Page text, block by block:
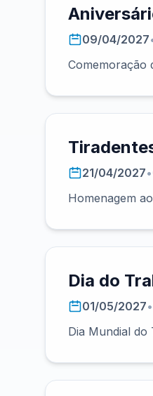
09/04/2027
Comemoração
21/04/2027•
Homenagem
Dia do
01/05/2027•
Dia Mundial do